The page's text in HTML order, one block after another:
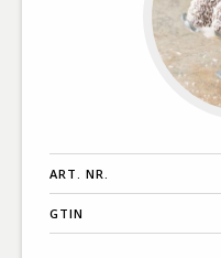
ART. NR.
GTIN